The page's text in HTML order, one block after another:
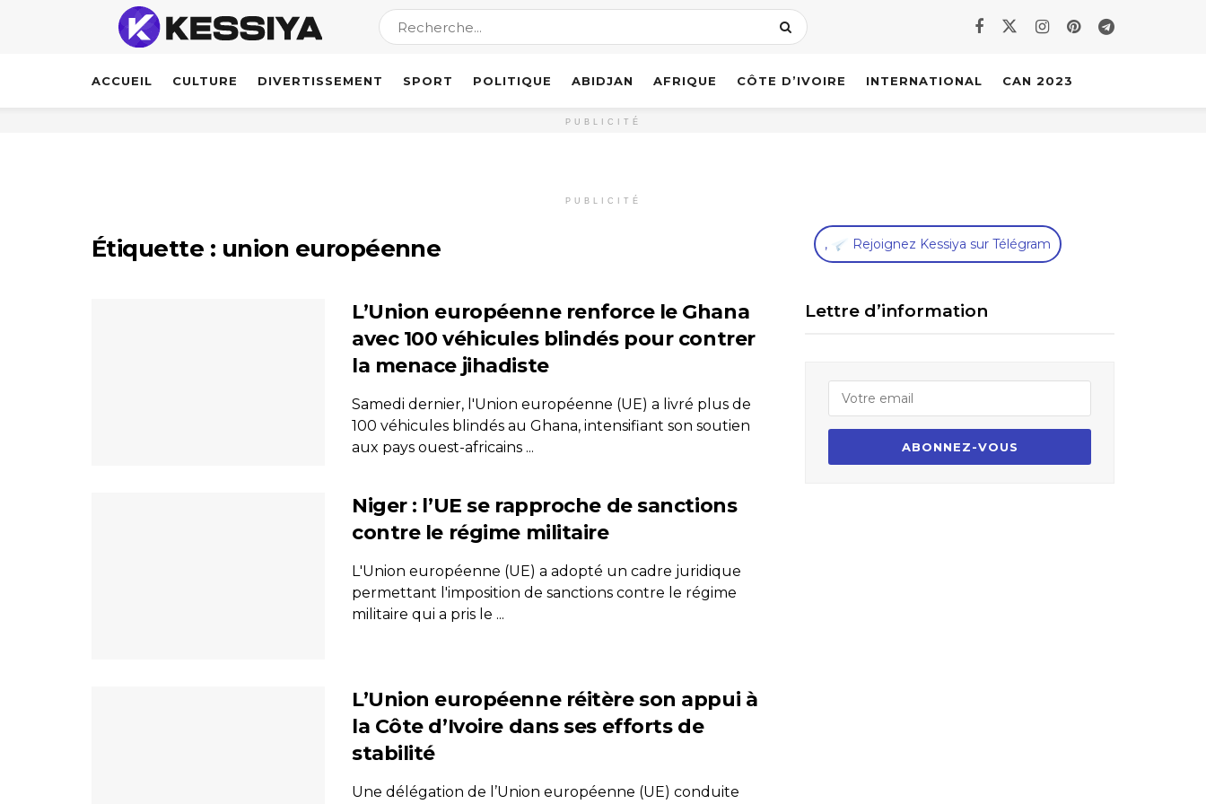
ACCUEIL CULTURE DIVERTISSEMENT SPORT POLITIQUE ABIDJAN AFRIQUE CÔTE D’IVOIRE INTERNATIONAL CAN 2023
PUBLICITÉ
PUBLICITÉ
Étiquette : union européenne
L’Union européenne renforce le Ghana
avec 100 véhicules blindés pour contrer
la menace jihadiste
Samedi dernier, l'Union européenne (UE) a livré plus de
100 véhicules blindés au Ghana, intensifiant son soutien
aux pays ouest-africains ...
Niger : l’UE se rapproche de sanctions
contre le régime militaire
L'Union européenne (UE) a adopté un cadre juridique
permettant l'imposition de sanctions contre le régime
militaire qui a pris le ...
L’Union européenne réitère son appui à
la Côte d’Ivoire dans ses efforts de
stabilité
Une délégation de l’Union européenne (UE) conduite
, Rejoignez Kessiya sur Télégram
Lettre d’information